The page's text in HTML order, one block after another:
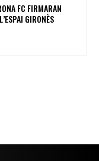
FC FIRMARAN
GIRONÈS